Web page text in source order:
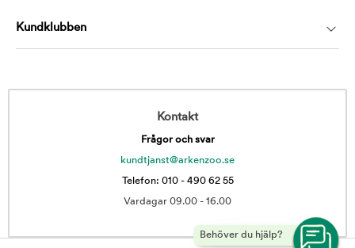
Behöver du hjälp?
Kundklubben
Kontakt
Frågor och svar
kundtjanst@arkenzoo.se
Telefon: 010 - 490 62 55
Vardagar 09.00 - 16.00